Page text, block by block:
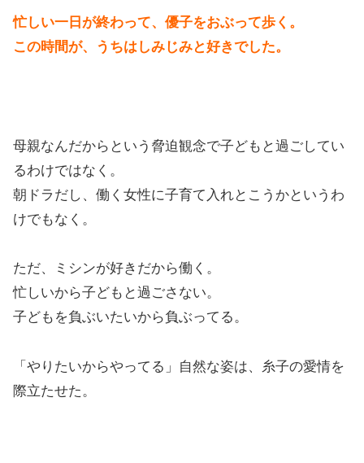
忙しい一日が終わって、優子をおぶって歩く。
この時間が、うちはしみじみと好きでした。
母親なんだからという脅迫観念で子どもと過ごしてい
るわけではなく。
朝ドラだし、働く女性に子育て入れとこうかというわ
けでもなく。
ただ、ミシンが好きだから働く。
忙しいから子どもと過ごさない。
子どもを負ぶいたいから負ぶってる。
「やりたいからやってる」自然な姿は、糸子の愛情を
際立たせた。